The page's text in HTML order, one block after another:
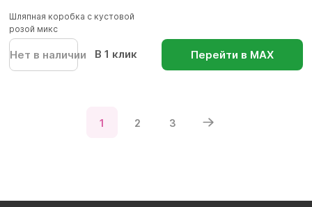
Шляпная коробка с кустовой
розой микс
Нет в наличии В 1 клик Перейти в МАХ
1 2 3